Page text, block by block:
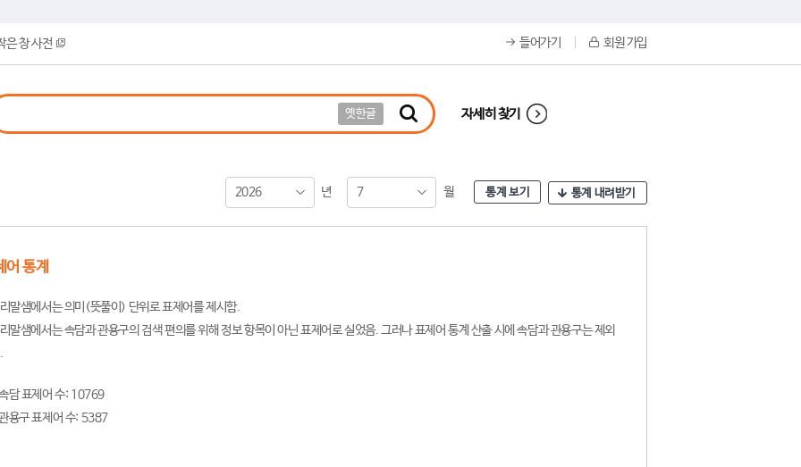
은 창 사전 들어가기 회원 가입
옛한글 자세히 찾기
2026 년 7 월 통계 보기 통계 내려받기
어 통계
말샘에서는 의미(뜻풀이) 단위로 표제어를 제시함.
말샘에서는 속담과 관용구의 검색 편의를 위해 정보 항목이 아닌 표제어로 실었음. 그러나 표제어 통계 산출 시에 속담과 관용구는 제외
담 표제어 수: 10769
용구 표제어 수: 5387